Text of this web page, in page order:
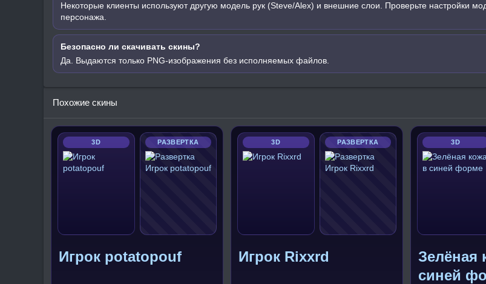
Некоторые клиенты используют другую модель рук (Steve/Alex) и внешние слои. Проверьте настройки
персонажа.
Безопасно ли скачивать скины?
Да. Выдаются только PNG-изображения без исполняемых файлов.
Похожие скины
3D РАЗВЕРТКА
Игрок potatopouf
3D РАЗВЕРТКА
Игрок Rixxrd
3D
Зелёная
синей